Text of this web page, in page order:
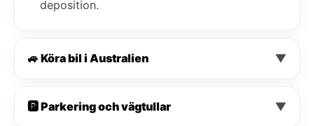
deposition.
🚙 Köra bil i Australien ▼
🅿️ Parkering och vägtullar ▼